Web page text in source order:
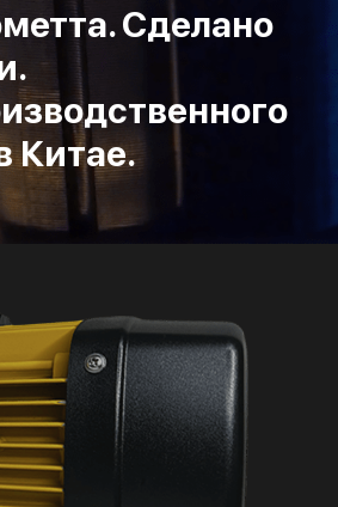
Сделано
Китае.